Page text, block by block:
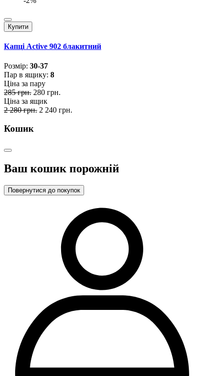
Купити
Капці Active 902 блакитний
Розмiр: 30-37
Пар в ящику: 8
Ціна за пару
285 грн. 280 грн.
Ціна за ящик
2 280 грн. 2 240 грн.
Кошик
Ваш кошик порожній
Повернутися до покупок